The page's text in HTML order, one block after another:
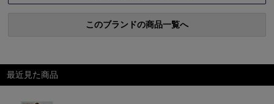
このブランドの商品一覧へ
最近見た商品